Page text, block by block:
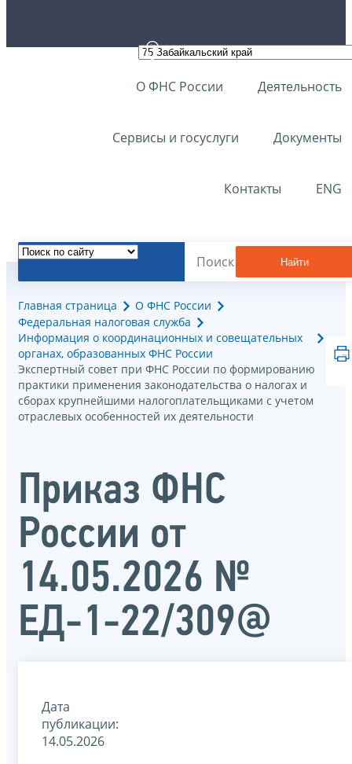
О ФНС России Деятельность
Сервисы и госуслуги Документы
Контакты ENG
Найти
Главная страница
О ФНС России
Федеральная налоговая служба
Информация о координационных и совещательных
органах, образованных ФНС России
Экспертный совет при ФНС России по формированию
практики применения законодательства о налогах и
сборах крупнейшими налогоплательщиками с учетом
отраслевых особенностей их деятельности
Приказ ФНС
России от
14.05.2026 №
ЕД-1-22/309@
Дата
публикации:
14.05.2026